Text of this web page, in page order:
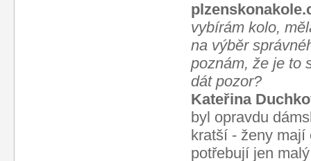
vybírám kolo,
na výběr
poznám, že je to
dát pozor?
Kateřina
byl opravdu
kratší - ženy mají
potřebují jen